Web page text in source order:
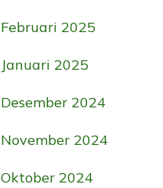
Februari 2025
Januari 2025
Desember 2024
November 2024
Oktober 2024